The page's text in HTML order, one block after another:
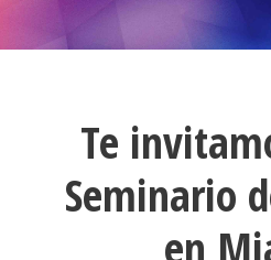
Te
Seminario
en